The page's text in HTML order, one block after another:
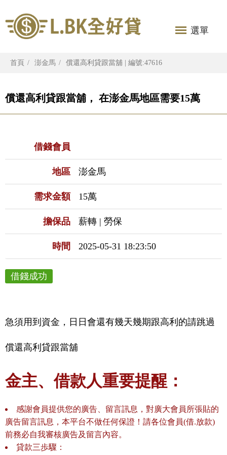
選單
首頁 澎金馬 償還高利貸跟當舖 | 編號:47616
償還高利貸跟當舖， 在澎金馬地區需要15萬
借錢會員
地區 澎金馬
需求金額 15萬
擔保品 薪轉 | 勞保
時間 2025-05-31 18:23:50
借錢成功
急須用到資金，日日會還有幾天幾期跟高利的請跳過
償還高利貸跟當舖
金主、借款人重要提醒：
感謝會員提供您的廣告、留言訊息，對廣大會員所張貼的
廣告留言訊息，本平台不做任何保證！請各位會員(借.放款)
前務必自我審核廣告及留言內容。
貸款三歩驟：